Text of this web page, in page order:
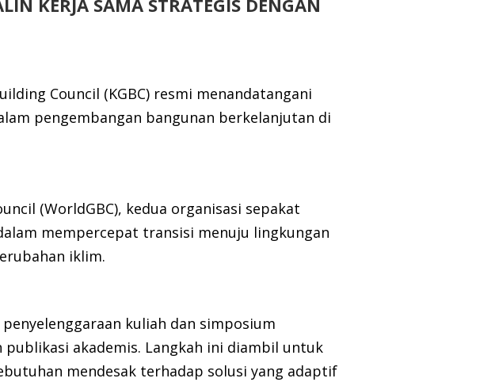
KERJA SAMA STRATEGIS DENGAN
Council (KGBC) resmi menandatangani
pengembangan bangunan berkelanjutan di
(WorldGBC), kedua organisasi sepakat
mempercepat transisi menuju lingkungan
iklim.
kuliah dan simposium
akademis. Langkah ini diambil untuk
mendesak terhadap solusi yang adaptif